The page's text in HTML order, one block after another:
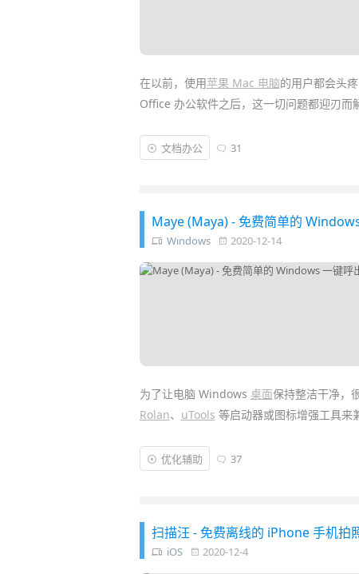
在以前，使用苹果 Mac 电脑的用户都会头
Office 办公软件之后，这一切问题都迎刃而
此前不少办公 用户都通过
for Mac 简体中文正式版
原
文档办公 31
Maye (Maya) - 免费简单的
Windows 2020-12-14
为了让电脑 Windows 桌面保持整洁干净，
Rolan、 uTools 等启动器或图标增强工具来
Maya是又一款功能“足够简单”的免费应用
除了让你可以分类放置软件图标，并一键呼
优化辅助 37
扫描汪 - 免费离线的 iPhone 手机拍
iOS 2020-12-4